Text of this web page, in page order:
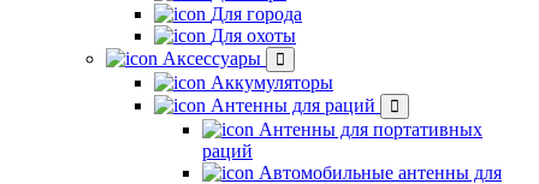
Для города
Для охоты
Аксессуары
Аккумуляторы
Антенны для раций
Антенны для портативных
раций
Автомобильные антенны для